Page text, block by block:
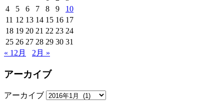
4
5 6 7 8 9
10
11 12 13 14 15 16 17
18 19 20 21 22 23 24
25 26 27 28 29 30 31
« 12月
2月 »
アーカイブ
アーカイブ